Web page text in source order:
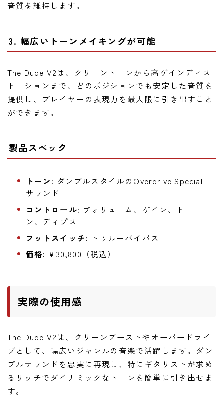
音質を維持します。
3. 幅広いトーンメイキングが可能
The Dude V2は、クリーントーンから高ゲインディス
トーションまで、どのポジションでも安定した音質を
提供し、プレイヤーの表現力を最大限に引き出すこと
ができます。
製品スペック
トーン: ダンブルスタイルのOverdrive Special
サウンド
コントロール: ヴォリューム、ゲイン、トー
ン、ディプス
フットスイッチ: トゥルーバイパス
価格: ¥30,800（税込）
実際の使用感
The Dude V2は、クリーンブーストやオーバードライ
ブとして、幅広いジャンルの音楽で活躍します。ダン
ブルサウンドを忠実に再現し、特にギタリストが求め
るリッチでダイナミックなトーンを簡単に引き出せま
す。